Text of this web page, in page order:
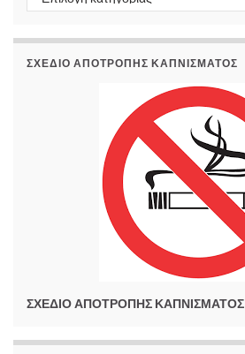
ΣΧΕΔΙΟ ΑΠΟΤΡΟΠΗΣ ΚΑΠΝΙΣΜΑΤΟΣ
ΣΧΕΔΙΟ ΑΠΟΤΡΟΠΗΣ ΚΑΠΝΙΣΜΑΤΟΣ